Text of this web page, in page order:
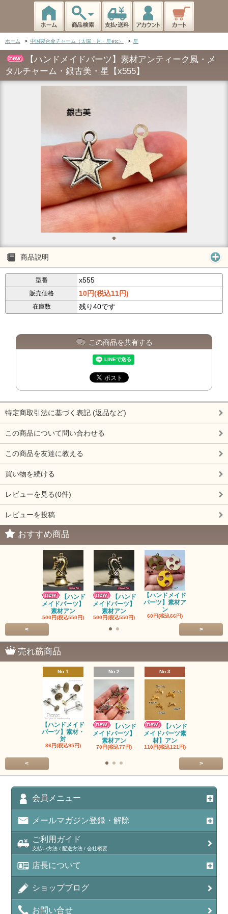
ホーム > 中国製合金チャーム（太陽・月・星etc） > 星
【ハンドメイドパーツ】素材アンティーク風・メ
タルチャーム・銀古美・星【x555】
商品説明
型番 x555
販売価格 10円(税込11円)
在庫数 残り40です
この商品を共有する
特定商取引法に基づく表記 (返品など)
この商品について問い合わせる
この商品を友達に教える
買い物を続ける
レビューを見る(0件)
レビューを投稿
おすすめ商品
【ハンド
メイドパーツ】
素材アン
500円(税込550円)
【ハンド
メイドパーツ】
素材アン
500円(税込550円)
【ハンドメイド
パーツ】素材ア
ン
60円(税込66円)
< >
売れ筋商品
No.1
【ハンドメイド
パーツ】素材・
対
86円(税込95円)
No.2
【ハンド
メイドパーツ】
素材アン
70円(税込77円)
No.3
【ハンド
メイドパーツ素
材】アン
110円(税込121円)
< >
会員メニュー
メールマガジン登録・解除
ご利用ガイド
支払い方法 / 配送方法 / 会社概要
店長について
ショップブログ
お問い合せ